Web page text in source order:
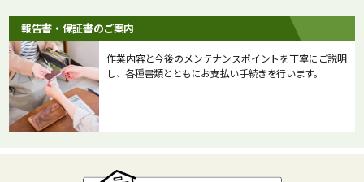
報告書・保証書のご案内
作業内容と今後のメンテナンスポイントを丁寧にご説明
し、各種書類とともにお支払い手続きを行います。